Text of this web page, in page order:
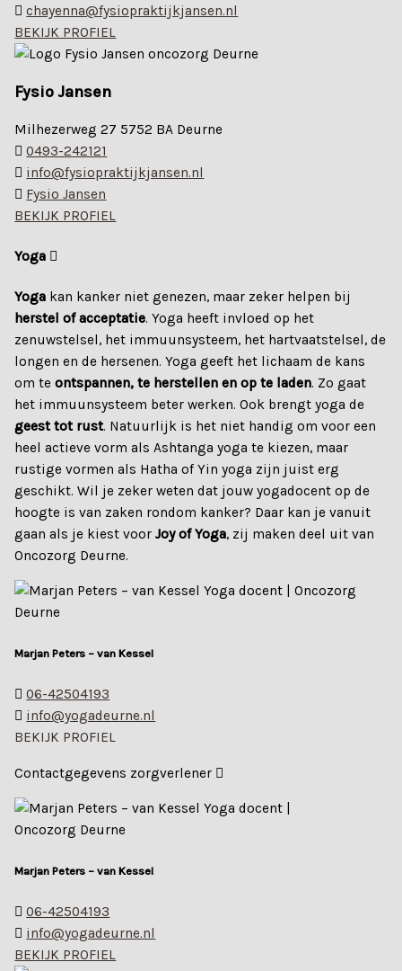
chayenna@fysiopraktijkjansen.nl
BEKIJK PROFIEL
Fysio Jansen
Milhezerweg 27 5752 BA Deurne
0493-242121
info@fysiopraktijkjansen.nl
Fysio Jansen
BEKIJK PROFIEL
Yoga
Yoga kan kanker niet genezen, maar zeker helpen bij
herstel of acceptatie. Yoga heeft invloed op het
zenuwstelsel, het immuunsysteem, het hartvaatstelsel, de
longen en de hersenen. Yoga geeft het lichaam de kans
om teontspannen, te herstellen en op te laden. Zo gaat
het immuunsysteem beter werken. Ook brengt yoga de
geest tot rust. Natuurlijk is het niet handig om voor een
heel actieve vorm als Ashtanga yoga te kiezen, maar
rustige vormen als Hatha of Yin yoga zijn juist erg
geschikt. Wil je zeker weten dat jouw yogadocent op de
hoogte is van zaken rondom kanker? Daar kan je vanuit
gaan als je kiest voorJoy of Yoga, zij maken deel uit van
Oncozorg Deurne.
Marjan Peters – van Kessel
06-42504193
info@yogadeurne.nl
BEKIJK PROFIEL
Contactgegevens zorgverlener
Marjan Peters – van Kessel
06-42504193
info@yogadeurne.nl
BEKIJK PROFIEL